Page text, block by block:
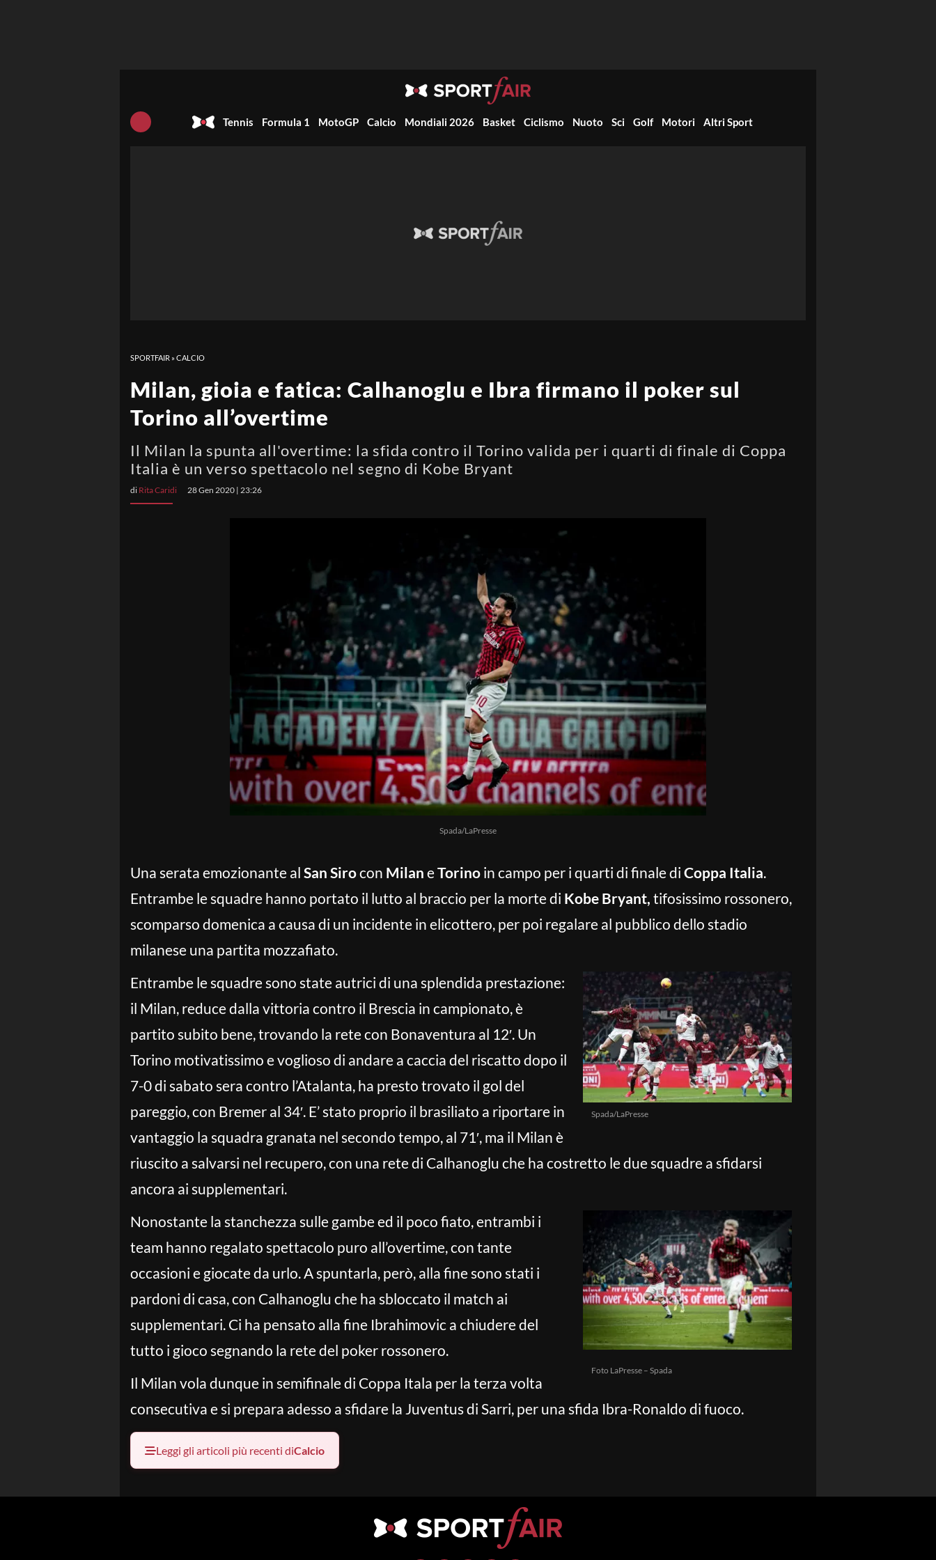
Tennis Formula 1 MotoGP Calcio Mondiali 2026 Basket Ciclismo Nuoto Sci Golf Motori Altri Sport
SPORTFAIR »CALCIO
Milan, gioia e fatica: Calhanoglu e Ibra firmano il poker sul
Torino all’overtime
Il Milan la spunta all'overtime: la sfida contro il Torino valida per i quarti di finale di Coppa
Italia è un verso spettacolo nel segno di Kobe Bryant
di Rita Caridi 28 Gen 2020 | 23:26
Spada/LaPresse
Una serata emozionante al San Sirocon Milan eTorino in campo per i quarti di finale di Coppa Italia.
Entrambe le squadre hanno portato il lutto al braccio per la morte di Kobe Bryant, tifosissimo rossonero,
scomparso domenica a causa di un incidente in elicottero, per poi regalare al pubblico dello stadio
milanese una partita mozzafiato.
Spada/LaPresse
Entrambe le squadre sono state autrici di una splendida prestazione:
il Milan, reduce dalla vittoria contro il Brescia in campionato, è
partito subito bene, trovando la rete con Bonaventura al 12′. Un
Torino motivatissimo e voglioso di andare a caccia del riscatto dopo il
7-0 di sabato sera contro l’Atalanta, ha presto trovato il gol del
pareggio, con Bremer al 34′. E’ stato proprio il brasiliato a riportare in
vantaggio la squadra granata nel secondo tempo, al 71′, ma il Milan è
riuscito a salvarsi nel recupero, con una rete di Calhanoglu che ha costretto le due squadre a sfidarsi
ancora ai supplementari.
Foto LaPresse – Spada
Nonostante la stanchezza sulle gambe ed il poco fiato, entrambi i
team hanno regalato spettacolo puro all’overtime, con tante
occasioni e giocate da urlo. A spuntarla, però, alla fine sono stati i
pardoni di casa, con Calhanoglu che ha sbloccato il match ai
supplementari. Ci ha pensato alla fine Ibrahimovic a chiudere del
tutto i gioco segnando la rete del poker rossonero.
Il Milan vola dunque in semifinale di Coppa Itala per la terza volta
consecutiva e si prepara adesso a sfidare la Juventus di Sarri, per una sfida Ibra-Ronaldo di fuoco.
Leggi gli articoli più recenti diCalcio